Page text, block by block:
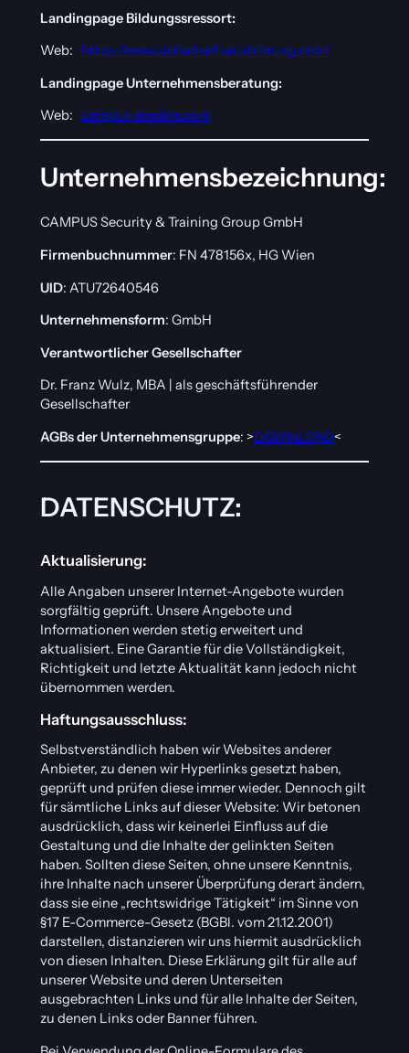
Landingpage Bildungssressort:
Web: https://www.sicherheitsausbildung.com/
Landingpage Unternehmensberatung:
Web: campus-leaders.com
Unternehmensbezeichnung:
CAMPUS Security & Training Group GmbH
Firmenbuchnummer: FN 478156x, HG Wien
UID: ATU72640546
Unternehmensform: GmbH
Verantwortlicher Gesellschafter
Dr. Franz Wulz, MBA | als geschäftsführender
Gesellschafter
AGBs der Unternehmensgruppe: >DOWNLOAD<
DATENSCHUTZ:
Aktualisierung:
Alle Angaben unserer Internet-Angebote wurden
sorgfältig geprüft. Unsere Angebote und
Informationen werden stetig erweitert und
aktualisiert. Eine Garantie für die Vollständigkeit,
Richtigkeit und letzte Aktualität kann jedoch nicht
übernommen werden.
Haftungsausschluss:
Selbstverständlich haben wir Websites anderer
Anbieter, zu denen wir Hyperlinks gesetzt haben,
geprüft und prüfen diese immer wieder. Dennoch gilt
für sämtliche Links auf dieser Website: Wir betonen
ausdrücklich, dass wir keinerlei Einfluss auf die
Gestaltung und die Inhalte der gelinkten Seiten
haben. Sollten diese Seiten, ohne unsere Kenntnis,
ihre Inhalte nach unserer Überprüfung derart ändern,
dass sie eine „rechtswidrige Tätigkeit“ im Sinne von
§17 E-Commerce-Gesetz (BGBl. vom 21.12.2001)
darstellen, distanzieren wir uns hiermit ausdrücklich
von diesen Inhalten. Diese Erklärung gilt für alle auf
unserer Website und deren Unterseiten
ausgebrachten Links und für alle Inhalte der Seiten,
zu denen Links oder Banner führen.